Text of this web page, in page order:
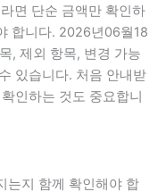
면 단순 금액만 확인하
합니다. 2026년06월18
, 제외 항목, 변경 가능
있습니다. 처음 안내받
인하는 것도 중요합니
는지 함께 확인해야 합